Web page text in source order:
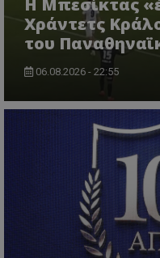
Η Μπεσίκτας
Χράντετς
του
06.08.2026 - 22:55